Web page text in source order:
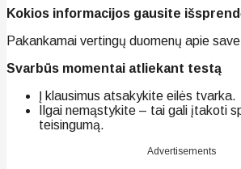
Kokios informacijos gausite
Pakankamai vertingų duomenų apie
Svarbūs momentai atliekant testą
Į klausimus atsakykite eilės tvarka.
Ilgai nemąstykite – tai gali įtakoti
teisingumą.
Advertisements